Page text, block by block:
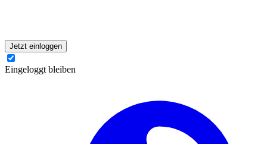
Jetzt einloggen
Eingeloggt bleiben